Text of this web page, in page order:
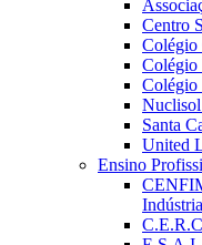
Centro
Colégio
Colégio
Colégio
Nuclisol
Santa
United
Ensino